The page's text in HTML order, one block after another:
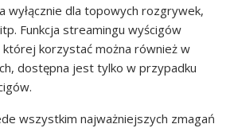
wyłącznie dla topowych rozgrywek,
Funkcja streamingu wyścigów
której korzystać można również w
dostępna jest tylko w przypadku
wszystkim najważniejszych zmagań